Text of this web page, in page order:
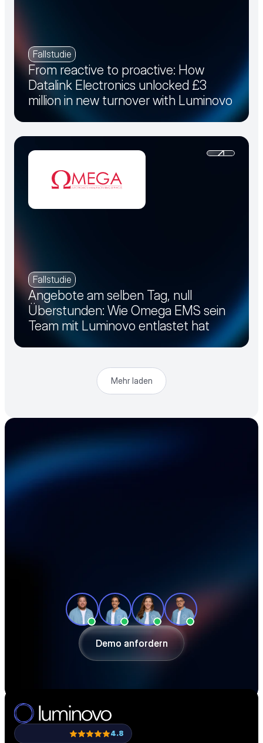
Fallstudie
From reactive to proactive: How
Datalink Electronics unlocked £3
million in new turnover with Luminovo
Fallstudie
Angebote am selben Tag, null
Überstunden: Wie Omega EMS sein
Team mit Luminovo entlastet hat
Mehr laden
Beschleunigen Sie
einer individuellen Tour, wie Sie Ihre
Beschaffung effizienter gestalten und
passgenau digitalisieren.
Demo anfordern
Demo anfordern
4.8